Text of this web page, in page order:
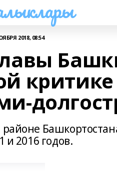
2018, 08:54
районе
и 2016 годов.